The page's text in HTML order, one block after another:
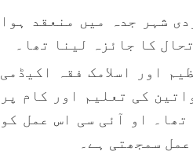
شہر جدہ میں منعقد ہوا
کا جائزہ لینا تھا۔
اور اسلامک فقہ اکیڈمی
کی تعلیم اور کام پر
او آئی سی اس عمل کو
سمجھتی ہے۔